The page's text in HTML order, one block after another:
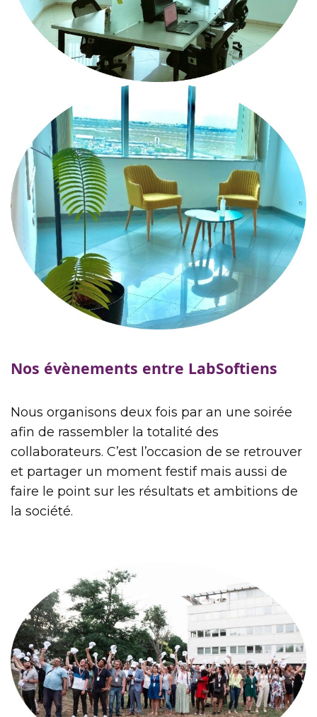
Nos évènements entre LabSoftiens
Nous organisons deux fois par an une soirée
afin de rassembler la totalité des
collaborateurs. C’est l’occasion de se retrouver
et partager un moment festif mais aussi de
faire le point sur les résultats et ambitions de
la société.